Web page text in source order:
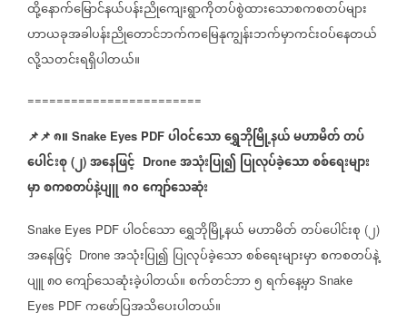
ထို့နောက်မြောင်နယ်ပန်းညိုကျေးရွာကိုတပ်စွဲထားသောစကစတပ်များ
ဟာယခုအခါပန်းညိုတောင်ဘက်ကမြေနုကျွန်းဘက်မှာကင်းဝပ်နေတယ်
လို့သတင်းရရှိပါတယ်။
========================
📌📌၈။ Snake Eyes PDF ပါဝင်သောရွှေဘိုမြို့နယ်မဟာမိတ်တပ်
ပေါင်းစု (၂) အနေဖြင့် Drone အသုံးပြု၍ပြုလုပ်ခဲ့သောစစ်ရေးများ
မှာစကစတပ်နဲ့ပျူ၈၀ကျော်သေဆုံး
Snake Eyes PDF ပါဝင်သောရွှေဘိုမြို့နယ်မဟာမိတ်တပ်ပေါင်းစု (၂)
အနေဖြင့် Drone အသုံးပြု၍ ပြုလုပ်ခဲ့သောစစ်ရေးများမှာစကစတပ်နဲ့
ပျူ၈၀ကျော်သေဆုံးခဲ့ပါတယ်။စက်တင်ဘာ၅ရက်နေ့မှာ Snake
Eyes PDF ကဖော်ပြအသိပေးပါတယ်။